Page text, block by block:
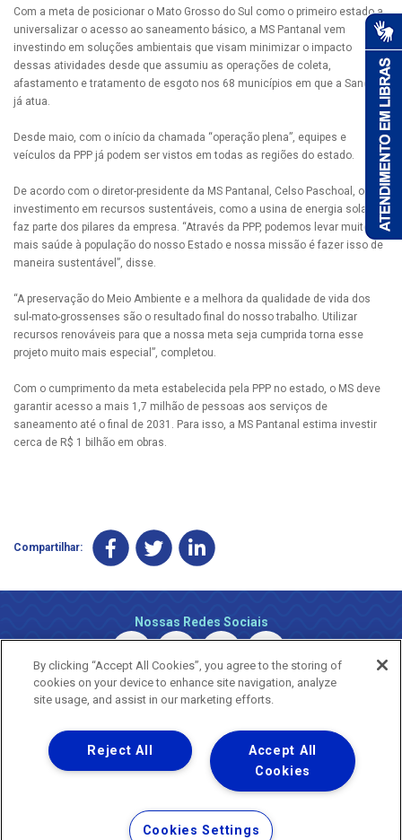
Com a meta de posicionar o Mato Grosso do Sul como o primeiro estado a
universalizar o acesso ao saneamento básico, a MS Pantanal vem
investindo em soluções ambientais que visam minimizar o impacto
dessas atividades desde que assumiu as operações de coleta,
afastamento e tratamento de esgoto nos 68 municípios em que a Sanesul
já atua.
Desde maio, com o início da chamada “operação plena”, equipes e
veículos da PPP já podem ser vistos em todas as regiões do estado.
De acordo com o diretor-presidente da MS Pantanal, Celso Paschoal, o
investimento em recursos sustentáveis, como a usina de energia solar,
faz parte dos pilares da empresa. “Através da PPP, podemos levar muito
mais saúde à população do nosso Estado e nossa missão é fazer isso de
maneira sustentável”, disse.
“A preservação do Meio Ambiente e a melhora da qualidade de vida dos
sul-mato-grossenses são o resultado final do nosso trabalho. Utilizar
recursos renováveis para que a nossa meta seja cumprida torna esse
projeto muito mais especial”, completou.
Com o cumprimento da meta estabelecida pela PPP no estado, o MS deve
garantir acesso a mais 1,7 milhão de pessoas aos serviços de
saneamento até o final de 2031. Para isso, a MS Pantanal estima investir
cerca de R$ 1 bilhão em obras.
Compartilhar:
Nossas Redes Sociais
Uma empresa
Copyright ® 2026 - Todos os Direitos Reservados.
Nossa natureza movimenta a vida
Termos Gerais de Uso de Sites e Aplicativos
By clicking “Accept All Cookies”, you agree to the storing of
cookies on your device to enhance site navigation, analyze
site usage, and assist in our marketing efforts.
Accept All
Cookies
Reject All
Cookies Settings